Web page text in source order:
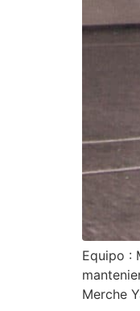
Equipo :
Merche